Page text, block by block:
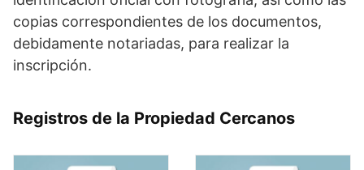
copias correspondientes de los documentos,
debidamente notariadas, para realizar la
inscripción.
Registros de la Propiedad Cercanos